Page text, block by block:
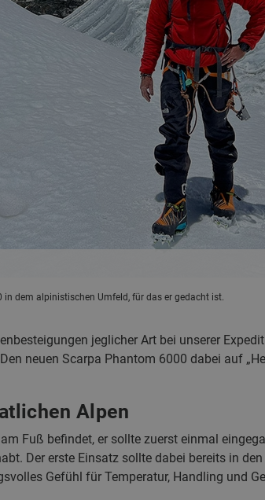
dem alpinistischen Umfeld, für das er gedacht ist.
jeglicher Art bei unserer
neuen Scarpa Phantom 6000 dabei auf
Alpen
Fuß befindet, er sollte zuerst einmal
Der erste Einsatz sollte dabei bereits in
Gefühl für Temperatur, Handling und